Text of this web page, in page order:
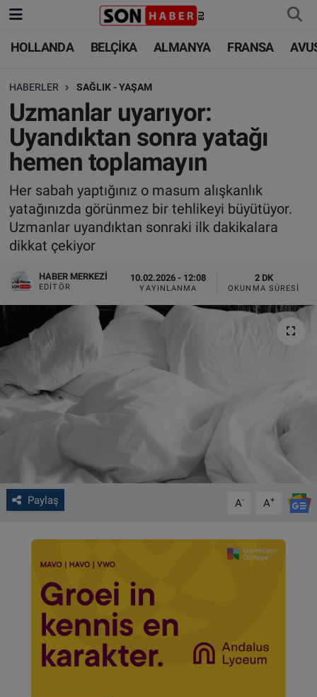
HOLLANDA BELÇİKA ALMANYA FRANSA
HABERLER SAĞLIK - YAŞAM
Uzmanlar uyarıyor:
Uyandıktan sonra yatağı
hemen toplamayın
Her sabah yaptığınız o masum alışkanlık
yatağınızda görünmez bir tehlikeyi büyütüyor.
Uzmanlar uyandıktan sonraki ilk dakikalara
dikkat çekiyor
HABER MERKEZI
EDITÖR
10.02.2026 - 12:08
YAYINLANMA
2 DK
OKUNMA SÜRESI
Paylaş A- A+
HOLLANDA
BELÇİKA
ALMANYA
FRANSA
AVUSTURYA
SAĞLIK - YAŞAM
BİLİM-TEKNOLOJİ
HOLLANDA
BELÇİKA
ALMANYA
TÜRKİYE
DÜNYA
BİLİM-TEKNOLOJİ
SAĞLIK
FOTO GALERİ
VIDEO GALERİ
ALGEMENE VOORWAARDEN
CONTACT
Nöbetçi Eczaneler
Hava Durumu
Trafik Durumu
Süper Lig Puan Durumu ve Fikstür
Tüm Manşetler
Son Dakika Haberleri
Haber Arşivi